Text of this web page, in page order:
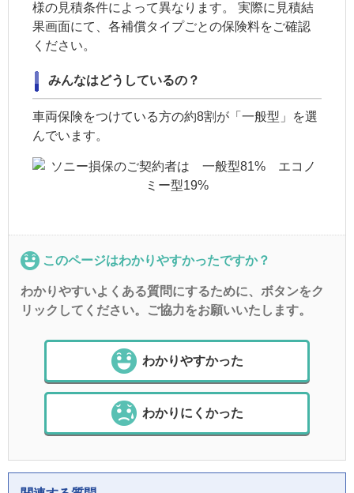
様の見積条件によって異なります。 実際に見積結
果画面にて、各補償タイプごとの保険料をご確認
ください。
みんなはどうしているの？
車両保険をつけている方の約8割が「一般型」を選
んでいます。
このページはわかりやすかったですか？
わかりやすいよくある質問にするために、ボタンをク
リックしてください。ご協力をお願いいたします。
わかりやすかった
わかりにくかった